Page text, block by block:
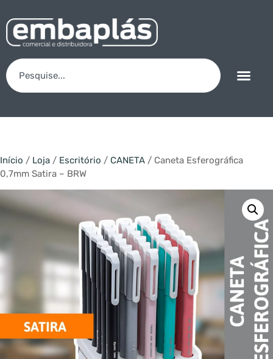
Início / Loja / Escritório / CANETA / Caneta Esferográfica
0,7mm Satira – BRW